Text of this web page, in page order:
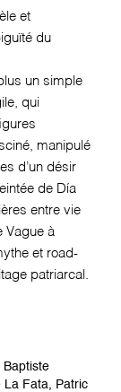
et
du
un simple
qui
manipulé
d’un désir
de Día
entre vie
Vague à
et road-
patriarcal.
Baptiste
La Fata, Patric